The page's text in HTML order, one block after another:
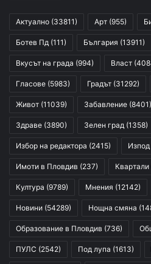
Актуално (33811) Арт (955)
Ботев Пд (111) България (13911)
Вкусът на града (994) Власт
Гласове (5983) Градът (31292)
Живот (11039) Забавление (8401)
Здраве (3890) Зелен град (1358)
Избор на редактора (2415) Изпод
Имоти в Пловдив (237) Квартали
Култура (9789) Мнения (12142)
Новини (54289) Нощна смяна
Образование в Пловдив (736)
ПУЛС (2542) Под лупа (1613)